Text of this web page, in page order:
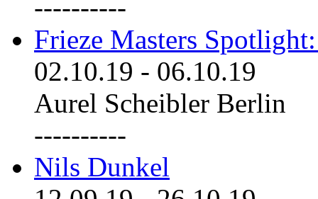
----------
Frieze Masters
02.10.19 - 06.10.19
Aurel Scheibler Berlin
----------
Nils Dunkel